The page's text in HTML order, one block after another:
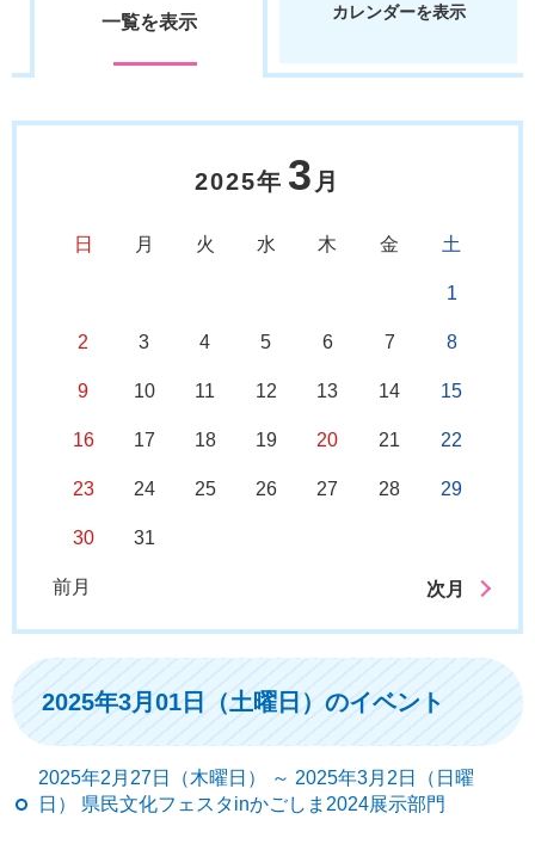
一覧を表示 カレンダーを表示
2025年 3 月
日 月 火 水 木 金 土
1
2 3 4 5 6 7 8
9 10 11 12 13 14 15
16 17 18 19 20 21 22
23 24 25 26 27 28 29
30 31
前月 次月
2025年3月01日（土曜日）のイベント
2025年2月27日（木曜日） ～ 2025年3月2日（日曜
日） 県民文化フェスタinかごしま2024展示部門